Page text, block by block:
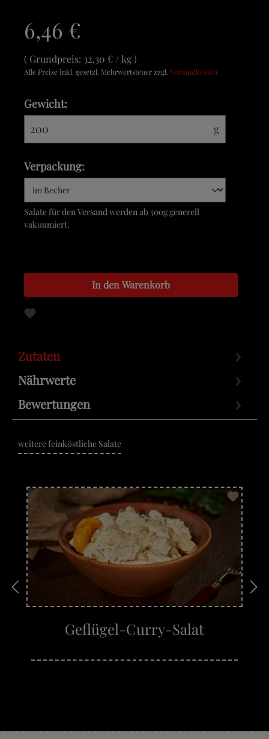
6,46 €
Grundpreis: 32,30 € / kg
Alle Preise inkl. gesetzl. Mehrwertsteuer zzgl. Versandkosten.
Gewicht:
g
Verpackung:
Salate für den Versand werden ab 500g generell
vakuumiert.
In den Warenkorb
weitere feinköstliche Salate
Geflügel-Curry-Salat
Zutaten
Nährwerte
Bewertungen